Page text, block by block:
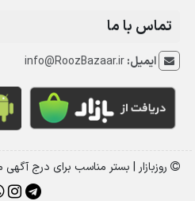
تماس با ما
ایمیل:info@RoozBazaar.ir
روزبازار | بستر مناسب برای درج